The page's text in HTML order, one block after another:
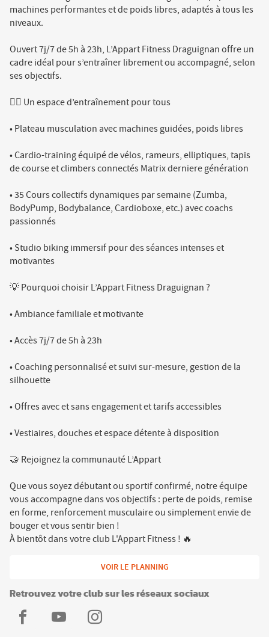
machines performantes et de poids libres, adaptés à tous les
niveaux.
Ouvert 7j/7 de 5h à 23h, L’Appart Fitness Draguignan offre un
cadre idéal pour s’entraîner librement ou accompagné, selon
ses objectifs.
🏋️‍♀️ Un espace d’entraînement pour tous
• Plateau musculation avec machines guidées, poids libres
• Cardio-training équipé de vélos, rameurs, elliptiques, tapis
de course et climbers connectés Matrix derniere génération
• 35 Cours collectifs dynamiques par semaine (Zumba,
BodyPump, Bodybalance, Cardioboxe, etc.) avec coachs
passionnés
• Studio biking immersif pour des séances intenses et
motivantes
💡 Pourquoi choisir L’Appart Fitness Draguignan ?
• Ambiance familiale et motivante
• Accès 7j/7 de 5h à 23h
• Coaching personnalisé et suivi sur-mesure, gestion de la
silhouette
• Offres avec et sans engagement et tarifs accessibles
• Vestiaires, douches et espace détente à disposition
🤝 Rejoignez la communauté L’Appart
Que vous soyez débutant ou sportif confirmé, notre équipe
vous accompagne dans vos objectifs : perte de poids, remise
en forme, renforcement musculaire ou simplement envie de
bouger et vous sentir bien !
À bientôt dans votre club L'Appart Fitness ! 🔥
VOIR LE PLANNING
Retrouvez votre club sur les réseaux sociaux
L'AppartL'AppartL'Appart